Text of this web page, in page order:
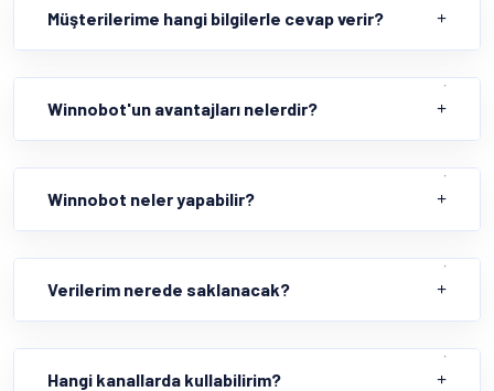
Müşterilerime hangi bilgilerle cevap verir?
Winnobot'un avantajları nelerdir?
Winnobot neler yapabilir?
Verilerim nerede saklanacak?
Hangi kanallarda kullabilirim?